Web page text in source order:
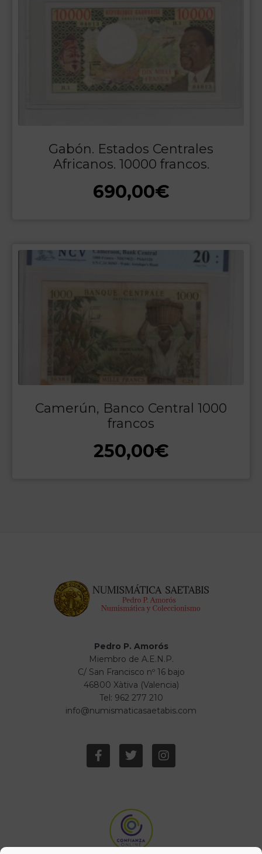
Gabón. Estados Centrales
Africanos. 10000 francos.
690,00€
Camerún, Banco Central 1000
francos
250,00€
Pedro P. Amorós
Miembro de A.E.N.P.
C/ San Francisco nº 16 bajo
46800 Xàtiva (Valencia)
Tel: 962 277 210
info@numismaticasaetabis.com